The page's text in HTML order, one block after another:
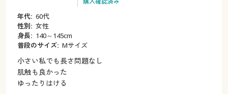
年代: 60代
性別: 女性
身長: 140～145cm
普段のサイズ: Mサイズ
小さい私でも長さ問題なし
肌触も良かった
ゆったりはける